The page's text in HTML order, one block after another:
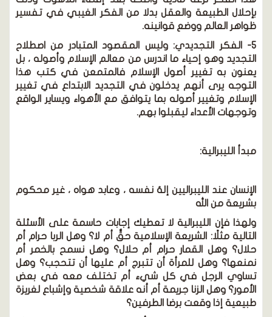
بإحلال الطبيعة والعقل بدلا من الفكر الغيبي في تفسير
ظواهر العالم ووضع قوانينه.
5- الفكر التجديدي: وليس المقصود المتبادر من اصطلاح
التجديد وهو إحياء ما اندرس من معالم الإسلام وأصوله ، بل
يعنون به تغيير أصول الإسلام فالمتمعن في كتب هذا
التوجه يرى أنهم يدخلون في التجديد الابتداع في تغيير
الإسلام وتغيير أصوله بما يتوافق مع الأهواء ويساير الواقع
وتوجهات الأعداء ليقبلوا بهم.
مبدأ الليبرالية:
الإنسان عند الليبراليين إلهُ نفسه ، وعابد هواه ، غير محكوم
بشريعة من الله
ولهذا فإن الليبرالية لا تعطيك إجابات حاسمة على الأسئلة
التالية مثلًا: الشريعة الإسلامية حقٌّ أم لا؟ وهل الربا حرام أم
حلال؟ وهل القمار حرام أم حلال؟ وهل نسمح بالخمر أم
نمنعها؟ وهل للمرأة أن تتبرج أم عليها أن تتحجب؟ وهل
تساوي الرجل في كل شيء أم تختلف معه في بعض
الأمور؟ وهل الزنا جريمة أم أنه علاقة شخصية وإشباع لغريزة
طبيعية إذا وقعت برضا الطرفين؟